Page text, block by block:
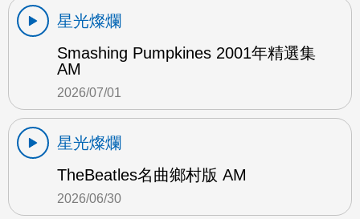
星光燦爛
Smashing Pumpkines 2001年精選集
AM
2026/07/01
星光燦爛
TheBeatles名曲鄉村版 AM
2026/06/30